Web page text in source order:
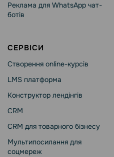
Реклама для WhatsApp чат-
ботів
СЕРВІСИ
Створення online-курсів
LMS платформа
Конструктор лендінгів
CRM
CRM для товарного бізнесу
Мультипосилання для
соцмереж